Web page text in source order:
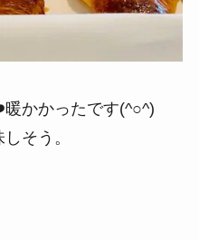
かかったです(^○^)
そう。